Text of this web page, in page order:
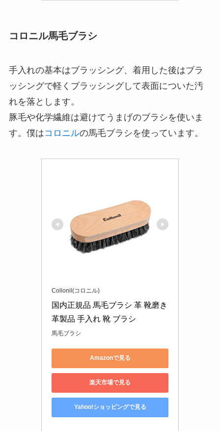
コロニル馬毛ブラシ
手入れの基本はブラッシング、着用した後はブラ
ッシングで軽くブラッシングして表面についた汚
れを落とします。
豚毛や化学繊維は避けてうまげのブラシを使いま
す。僕はコロニルの馬毛ブラシを使っています。
Collonil(コロニル)
国内正規品 馬毛ブラシ 革 靴磨き
革製品 手入れ 靴 ブラシ
馬毛ブラシ
Amazonで見る
楽天市場で見る
Yahoo!ショッピングで見る